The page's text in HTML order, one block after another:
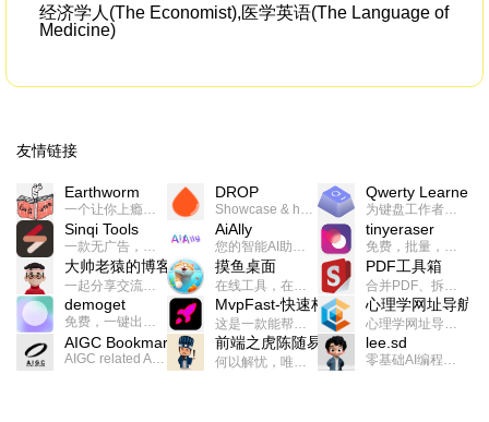
经济学人(The Economist),医学英语(The Language of
Medicine)
友情链接
Earthworm DROP Qwerty Learner
为键盘工作者设计的单词与肌肉记忆锻炼软件
Sinqi Tools AiAlly tinyeraser
大帅老猿的博客 摸鱼桌面 PDF工具箱
合并PDF、拆分PDF、旋转PDF、裁剪PDF、转换PDF、加密PDF、解密PDF、PDF加水印等多种PDF处理功能
demoget MvpFast-快速构建网站应用
这是一款能帮助你快速构建个人网站的应用，使用最新的前端技术栈，集成登录、鉴权、手机、邮箱、数据库、博客、文章、支付等等网站所需要的功能，你只需要花几个小时开发你的核心功能就可以上线，一次购买，永久拥有
心理学网址导航
AIGC Bookmarks 前端之虎陈随易 lee.sd